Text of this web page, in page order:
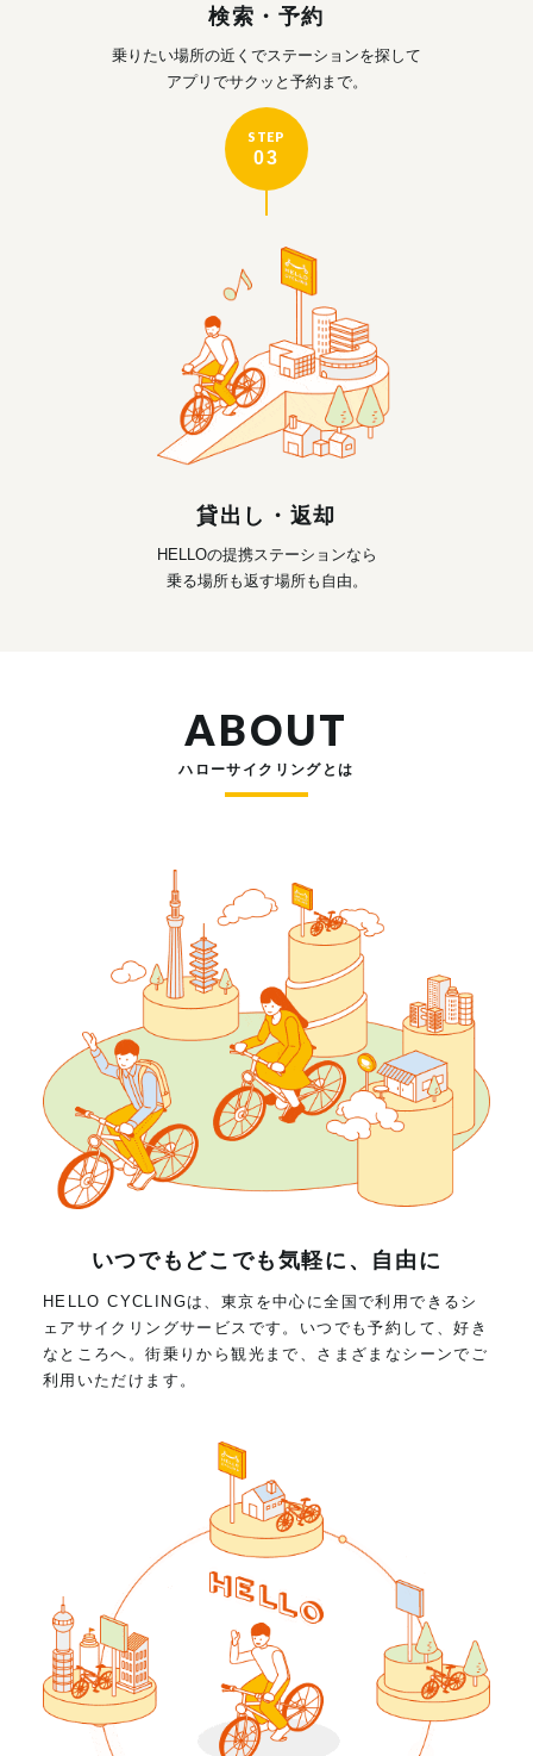
検索・予約
乗りたい場所の近くでステーションを探して
アプリでサクッと予約まで。
STEP
03
貸出し・返却
HELLOの提携ステーションなら
乗る場所も返す場所も自由。
ABOUT
ハローサイクリングとは
いつでもどこでも気軽に、自由に
HELLO CYCLINGは、東京を中心に全国で利用できるシ
ェアサイクリングサービスです。いつでも予約して、好き
なところへ。街乗りから観光まで、さまざまなシーンでご
利用いただけます。